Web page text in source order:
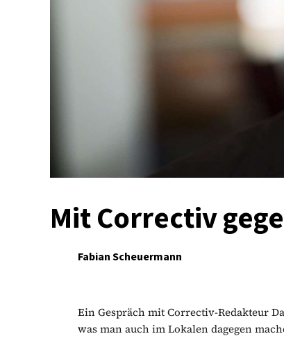
Mit Correctiv
Fabian Scheuermann
Ein Gespräch mit Correctiv-Redakteur
was man auch im Lokalen dagegen